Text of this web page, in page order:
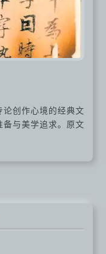
创作心境的经典文
与美学追求。原文